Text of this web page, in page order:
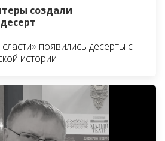
создали
появились десерты с
истории